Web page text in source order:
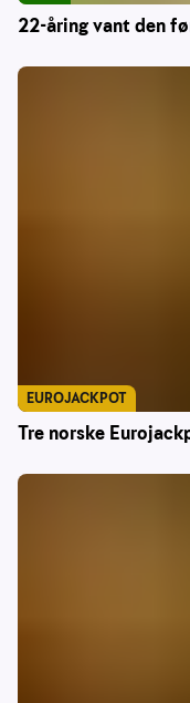
22-åring vant den
Tre norske
EUROJACKPOT